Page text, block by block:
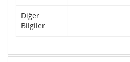
Diğer
Bilgiler: